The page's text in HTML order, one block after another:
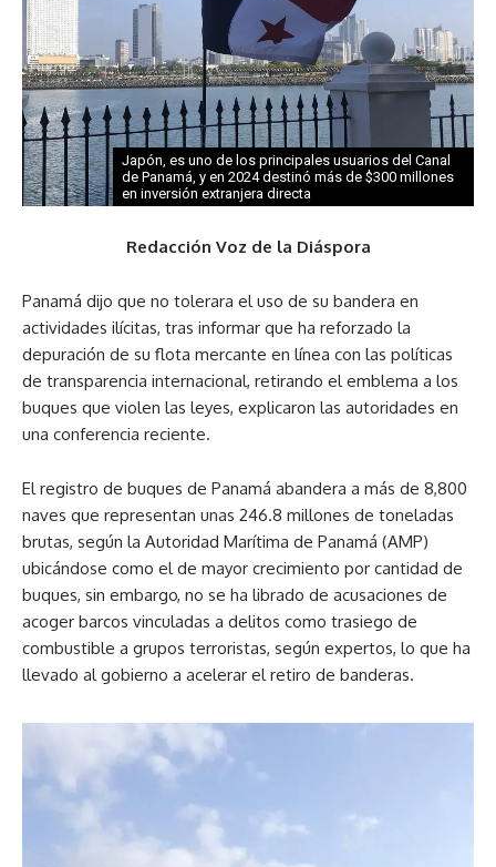
Japón, es uno de los principales usuarios del Canal
de Panamá, y en 2024 destinó más de $300 millones
en inversión extranjera directa
Redacción Voz de la Diáspora
Panamá dijo que no tolerara el uso de su bandera en
actividades ilícitas, tras informar que ha reforzado la
depuración de su flota mercante en línea con las políticas
de transparencia internacional, retirando el emblema a los
buques que violen las leyes, explicaron las autoridades en
una conferencia reciente.
El registro de buques de Panamá abandera a más de 8,800
naves que representan unas 246.8 millones de toneladas
brutas, según la Autoridad Marítima de Panamá (AMP)
ubicándose como el de mayor crecimiento por cantidad de
buques, sin embargo, no se ha librado de acusaciones de
acoger barcos vinculadas a delitos como trasiego de
combustible a grupos terroristas, según expertos, lo que ha
llevado al gobierno a acelerar el retiro de banderas.